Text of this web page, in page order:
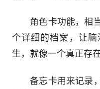
角色卡功能，相当
个详细的档案，让
生，就像一个真正存在
备忘卡用来记录，